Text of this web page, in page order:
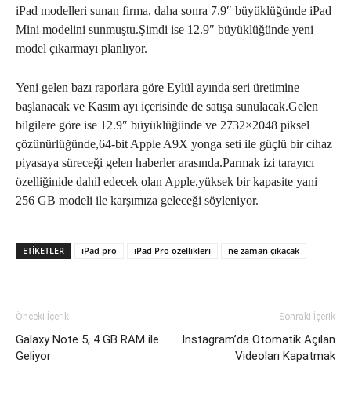
iPad modelleri sunan firma, daha sonra 7.9″ büyüklüğünde iPad
Mini modelini sunmuştu.Şimdi ise 12.9″ büyüklüğünde yeni
model çıkarmayı planlıyor.
Yeni gelen bazı raporlara göre Eylül ayında seri üretimine
başlanacak ve Kasım ayı içerisinde de satışa sunulacak.Gelen
bilgilere göre ise 12.9″ büyüklüğünde ve 2732×2048 piksel
çözünürlüğünde,64-bit Apple A9X yonga seti ile güçlü bir cihaz
piyasaya süreceği gelen haberler arasında.Parmak izi tarayıcı
özelliğinide dahil edecek olan Apple,yüksek bir kapasite yani
256 GB modeli ile karşımıza geleceği söyleniyor.
ETIKETLER iPad pro iPad Pro özellikleri ne zaman çıkacak
Önceki İçerik
Galaxy Note 5, 4 GB RAM ile
Geliyor
Sonraki İçerik
Instagram’da Otomatik Açılan
Videoları Kapatmak